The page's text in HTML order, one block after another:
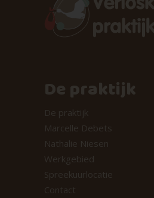
De praktijk
De praktijk
Marcelle Debets
Nathalie Niesen
Werkgebied
Spreekuurlocatie
Contact